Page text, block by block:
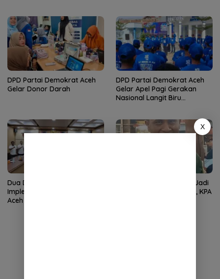
DPD Partai Demokrat Aceh
Gelar Donor Darah
DPD Partai Demokrat Aceh
Gelar Apel Pagi Gerakan
Nasional Langit Biru
Dua Dekade MoU Helsinki,
Implementasi Kewenangan
Aceh Masih Jadi Tantangan
Wan Malaya Dipercaya Jadi
Pj Ketua PA Nagan Raya, KPA
X